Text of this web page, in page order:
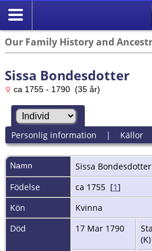
Our Family History and
Sissa Bondesdotter
ca 1755 - 1790 (35 år)
Personlig information | Källor
Namn Sissa Bondesdotter
Födelse
ca 1755 [1]
Kön
Kvinna
Död
17 Mar 1790
(K)